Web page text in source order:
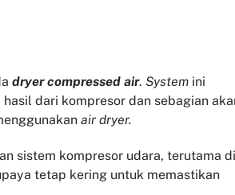
dryer compressed air. System ini
dari kompresor dan sebagian
air dryer.
sistem kompresor udara, terutama di
tetap kering untuk memastikan